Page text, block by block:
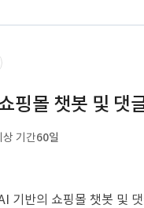
핑몰 챗봇 및 댓
상 기간60일
기반의 쇼핑몰 챗봇 및